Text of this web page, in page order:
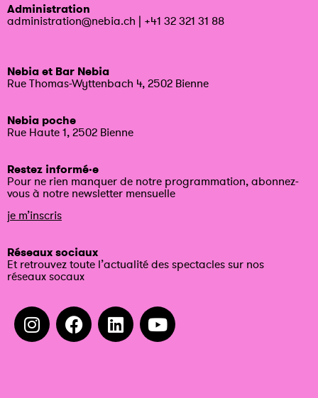
Administration
administration@nebia.ch | +41 32 321 31 88
Nebia et Bar Nebia
Rue Thomas-Wyttenbach 4, 2502 Bienne
Nebia poche
Rue Haute 1, 2502 Bienne
Restez informé·e
Pour ne rien manquer de notre programmation, abonnez-
vous à notre newsletter mensuelle
je m’inscris
Réseaux sociaux
Et retrouvez toute l’actualité des spectacles sur nos
réseaux socaux